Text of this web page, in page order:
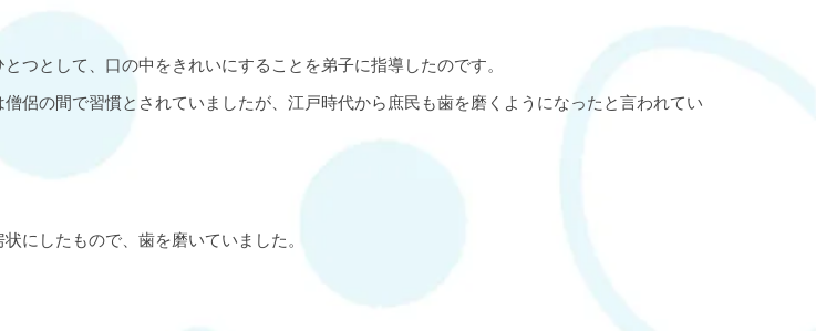
つとして、口の中をきれいにすることを弟子に指導したのです。
侶の間で習慣とされていましたが、江戸時代から庶民も歯を磨くようになったと言われてい
にしたもので、歯を磨いていました。